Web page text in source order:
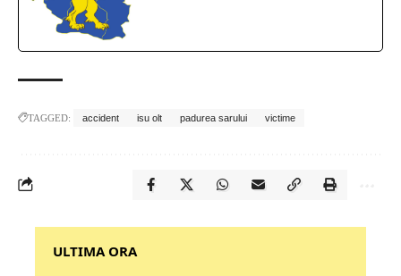
TAGGED: accident isu olt padurea sarului victime
‎‎‎‎‎‎‎ULTIMA ORA